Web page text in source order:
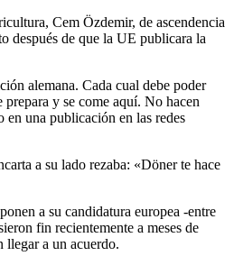
Cem Özdemir, de ascendencia
después de que la UE publicara la
alemana. Cada cual debe poder
y se come aquí. No hacen
una publicación en las redes
a su lado rezaba: «Döner te hace
a su candidatura europea -entre
fin recientemente a meses de
llegar a un acuerdo.